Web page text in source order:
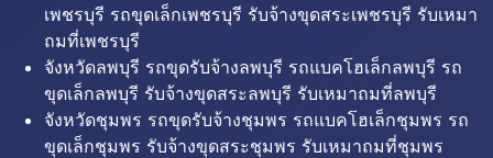
เพชรบุรี รถขุดเล็กเพชรบุรี รับจ้างขุดสระเพชรบุรี รับเหมา
ถมที่เพชรบุรี
จังหวัดลพบุรี รถขุดรับจ้างลพบุรี รถแบคโฮเล็กลพบุรี รถ
ขุดเล็กลพบุรี รับจ้างขุดสระลพบุรี รับเหมาถมที่ลพบุรี
จังหวัดชุมพร รถขุดรับจ้างชุมพร รถแบคโฮเล็กชุมพร รถ
ขุดเล็กชุมพร รับจ้างขุดสระชุมพร รับเหมาถมที่ชุมพร